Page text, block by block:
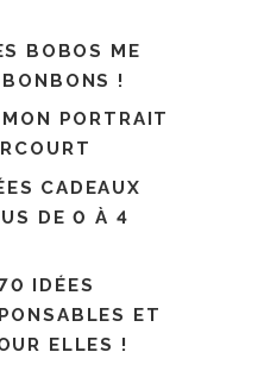
BOBOS ME
!
MON PORTRAIT
CADEAUX
DE 0 À 4
IDÉES
ET
ELLES !